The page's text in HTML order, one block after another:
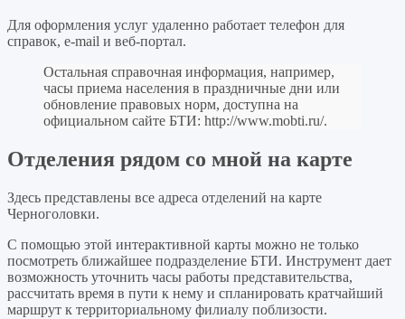
Для оформления услуг удаленно работает телефон для
справок, e-mail и веб-портал.
Остальная справочная информация, например,
часы приема населения в праздничные дни или
обновление правовых норм, доступна на
официальном сайте БТИ: http://www.mobti.ru/.
Отделения рядом со мной на карте
Здесь представлены все адреса отделений на карте
Черноголовки.
С помощью этой интерактивной карты можно не только
посмотреть ближайшее подразделение БТИ. Инструмент дает
возможность уточнить часы работы представительства,
рассчитать время в пути к нему и спланировать кратчайший
маршрут к территориальному филиалу поблизости.